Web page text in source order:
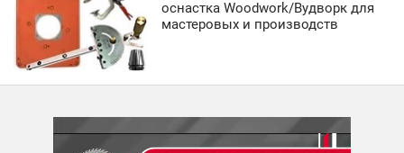
оснастка Woodwork/Вудворк для
мастеровых и производств